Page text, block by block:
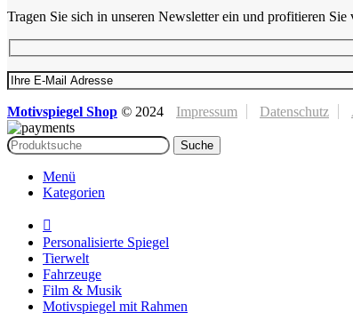
Tragen Sie sich in unseren Newsletter ein und profitieren
Motivspiegel Shop © 2024 Impressum Datenschutz
Suche
Menü
Kategorien
Personalisierte Spiegel
Tierwelt
Fahrzeuge
Film & Musik
Motivspiegel mit Rahmen